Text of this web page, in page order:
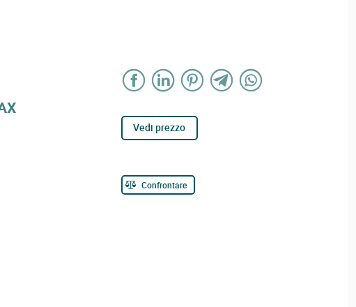
Vedi prezzo
Confrontare